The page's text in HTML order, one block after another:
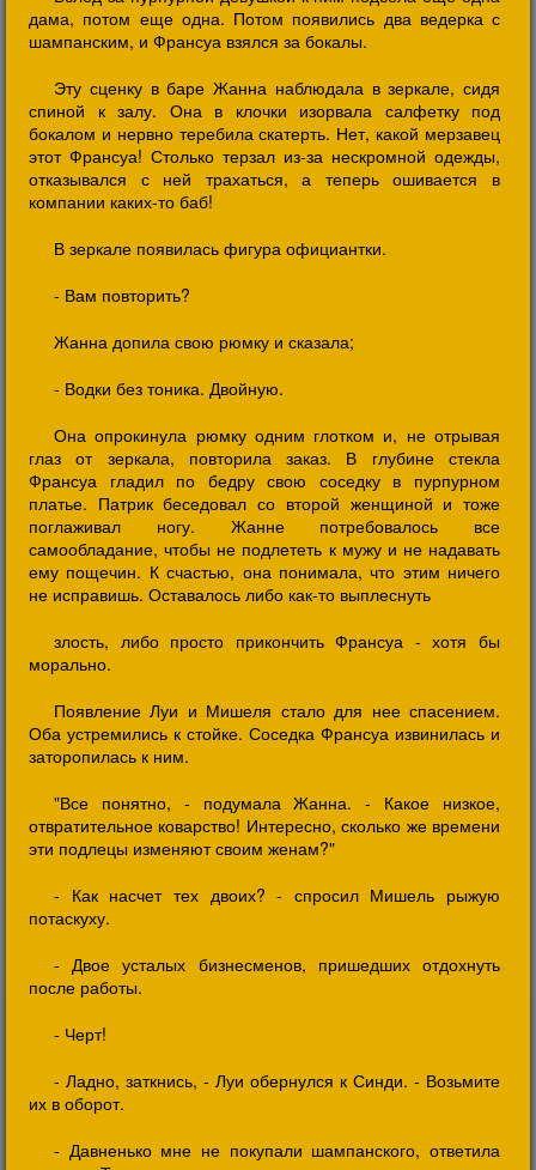
дама, потом еще одна. Потом появились два ведерка с
шампанским, и Франсуа взялся за бокалы.
Эту сценку в баре Жанна наблюдала в зеркале, сидя
спиной к залу. Она в клочки изорвала салфетку под
бокалом и нервно теребила скатерть. Нет, какой мерзавец
этот Франсуа! Столько терзал из-за нескромной одежды,
отказывался с ней трахаться, а теперь ошивается в
компании каких-то баб!
В зеркале появилась фигура официантки.
- Вам повторить?
Жанна допила свою рюмку и сказала;
- Водки без тоника. Двойную.
Она опрокинула рюмку одним глотком и, не отрывая
глаз от зеркала, повторила заказ. В глубине стекла
Франсуа гладил по бедру свою соседку в пурпурном
платье. Патрик беседовал со второй женщиной и тоже
поглаживал ногу. Жанне потребовалось все
самообладание, чтобы не подлететь к мужу и не надавать
ему пощечин. К счастью, она понимала, что этим ничего
не исправишь. Оставалось либо как-то выплеснуть
злость, либо просто прикончить Франсуа - хотя бы
морально.
Появление Луи и Мишеля стало для нее спасением.
Оба устремились к стойке. Соседка Франсуа извинилась и
заторопилась к ним.
"Все понятно, - подумала Жанна. - Какое низкое,
отвратительное коварство! Интересно, сколько же времени
эти подлецы изменяют своим женам?"
- Как насчет тех двоих? - спросил Мишель рыжую
потаскуху.
- Двое усталых бизнесменов, пришедших отдохнуть
после работы.
- Черт!
- Ладно, заткнись, - Луи обернулся к Синди. - Возьмите
их в оборот.
- Давненько мне не покупали шампанского, ответила